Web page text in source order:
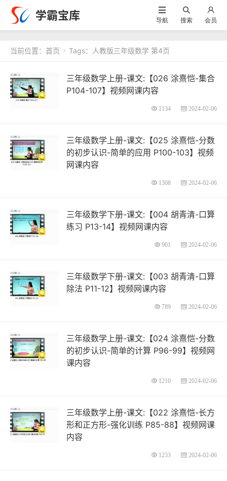
学霸宝库 导航 搜索 会员
当前位置： 首页  Tags：人教版三年级数学 第4页
三年级数学上册-课文:【026 涂熹恺-集合
P104-107】视频网课内容
1134 2024-02-06
三年级数学上册-课文:【025 涂熹恺-分数
的初步认识-简单的应用 P100-103】视频
网课内容
1308 2024-02-06
三年级数学下册-课文:【004 胡青清-口算
练习 P13-14】视频网课内容
901 2024-02-06
三年级数学下册-课文:【003 胡青清-口算
除法 P11-12】视频网课内容
789 2024-02-06
三年级数学上册-课文:【024 涂熹恺-分数
的初步认识-简单的计算 P96-99】视频网
课内容
1210 2024-02-06
三年级数学上册-课文:【022 涂熹恺-长方
形和正方形-强化训练 P85-88】视频网课
内容
1233 2024-02-06